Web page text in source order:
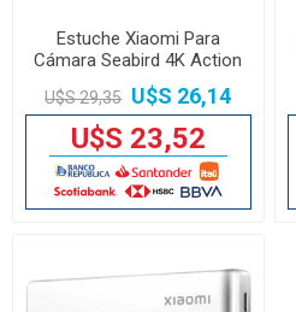
Estuche Xiaomi Para
Cámara Seabird 4K Action
U$S 29,35 U$S 26,14
U$S 23,52